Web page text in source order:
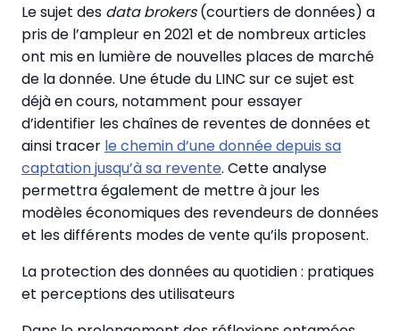
Le sujet des data brokers(courtiers de données) a
pris de l’ampleur en 2021 et de nombreux articles
ont mis en lumière de nouvelles places de marché
de la donnée. Une étude du LINC sur ce sujet est
déjà en cours, notamment pour essayer
d’identifier les chaînes de reventes de données et
ainsi tracer le chemin d’une donnée depuis sa
captation jusqu’à sa revente. Cette analyse
permettra également de mettre à jour les
modèles économiques des revendeurs de données
et les différents modes de vente qu’ils proposent.
La protection des données au quotidien : pratiques
et perceptions des utilisateurs